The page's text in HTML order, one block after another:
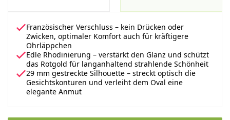
Französischer Verschluss – kein Drücken oder
Zwicken, optimaler Komfort auch für kräftigere
Ohrläppchen
Edle Rhodinierung – verstärkt den Glanz und schützt
das Rotgold für langanhaltend strahlende Schönheit
29 mm gestreckte Silhouette – streckt optisch die
Gesichtskonturen und verleiht dem Oval eine
elegante Anmut